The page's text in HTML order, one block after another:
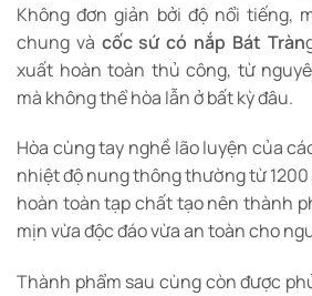
Không đơn giản bởi độ nổi tiếng,
chung và cốc sứ có nắp Bát Tràn
xuất hoàn toàn thủ công, từ
mà không thể hòa lẫn ở bất kỳ đâu.
Hòa cùng tay nghề lão luyện của
nhiệt độ nung thông thường từ 1200
hoàn toàn tạp chất tạo nên thành
mịn vừa độc đáo vừa an toàn cho
Thành phẩm sau cùng còn được